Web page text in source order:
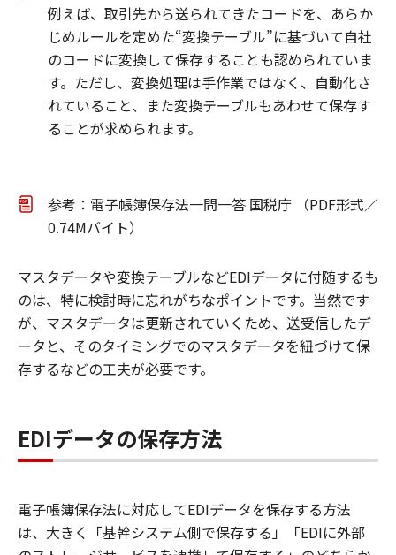
例えば、取引先から送られてきたコードを、あらか
じめルールを定めた“変換テーブル”に基づいて自社
のコードに変換して保存することも認められていま
す。ただし、変換処理は手作業ではなく、自動化さ
れていること、また変換テーブルもあわせて保存す
ることが求められます。
参考：電子帳簿保存法一問一答 国税庁 （PDF形式／
0.74Mバイト）
マスタデータや変換テーブルなどEDIデータに付随するも
のは、特に検討時に忘れがちなポイントです。当然です
が、マスタデータは更新されていくため、送受信したデ
ータと、そのタイミングでのマスタデータを紐づけて保
存するなどの工夫が必要です。
EDIデータの保存方法
電子帳簿保存法に対応してEDIデータを保存する方法
は、大きく「基幹システム側で保存する」「EDIに外部